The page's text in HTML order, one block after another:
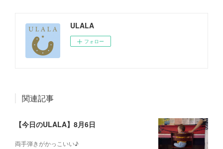
ULALA
フォロー
関連記事
【今日のULALA】8月6日
両手弾きがかっこいい♪